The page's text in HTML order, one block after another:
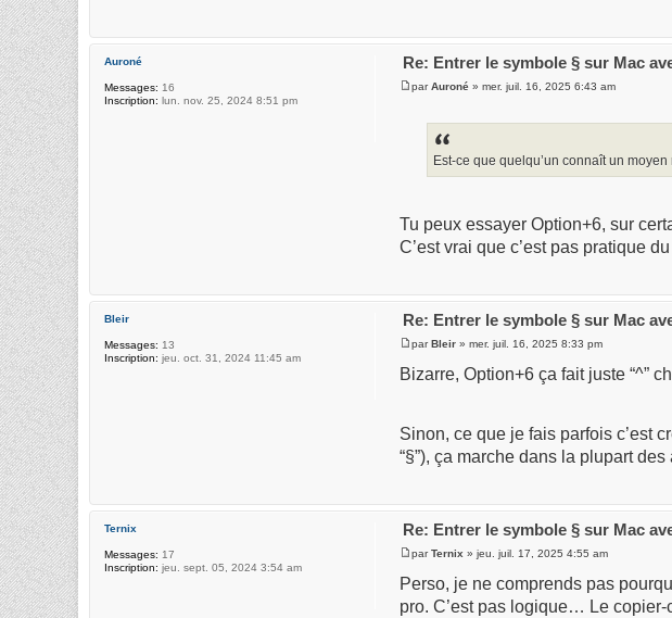
Re: Entrer le symbole § sur Mac
parAuroné » mer. juil. 16, 2025 6:43 am
Est-ce que quelqu’un connaît un
Tu peux essayer Option+6, sur
C’est vrai que c’est pas pratique
Auroné
Messages: 16
Inscription: lun. nov. 25, 2024 8:51 pm
Re: Entrer le symbole § sur Mac
parBleir » mer. juil. 16, 2025 8:33 pm
Bizarre, Option+6 ça fait juste “^”
Sinon, ce que je fais parfois c’est
“§”), ça marche dans la plupart
Bleir
Messages: 13
Inscription: jeu. oct. 31, 2024 11:45 am
Re: Entrer le symbole § sur Mac
parTernix » jeu. juil. 17, 2025 4:55 am
Perso, je ne comprends pas
pro. C’est pas logique… Le
Ternix
Messages: 17
Inscription: jeu. sept. 05, 2024 3:54 am